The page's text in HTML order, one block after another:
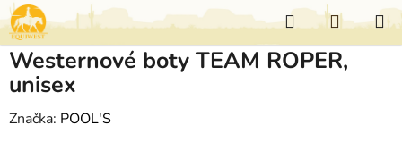
Přejít
na
obsah
Hledat
KOŠÍK
Westernové boty TEAM ROPER,
unisex
Značka: POOL'S